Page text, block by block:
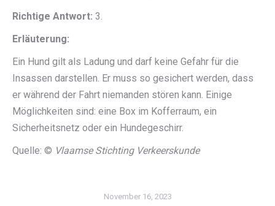
Richtige Antwort: 3.
Erläuterung:
Ein Hund gilt als Ladung und darf keine Gefahr für die
Insassen darstellen. Er muss so gesichert werden, dass
er während der Fahrt niemanden stören kann. Einige
Möglichkeiten sind: eine Box im Kofferraum, ein
Sicherheitsnetz oder ein Hundegeschirr.
Quelle: © Vlaamse Stichting Verkeerskunde
November 16, 2023